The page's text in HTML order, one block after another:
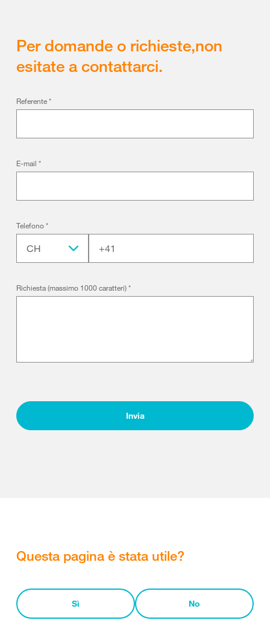
Per domande o richieste,non
esitate a contattarci.
Referente*
E-mail *
Telefono*
CH
Richiesta (massimo 1000 caratteri)*
Invia
Questa pagina è stata utile?
Sì No